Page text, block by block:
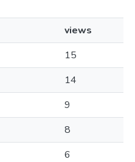
views
15
14
9
8
6